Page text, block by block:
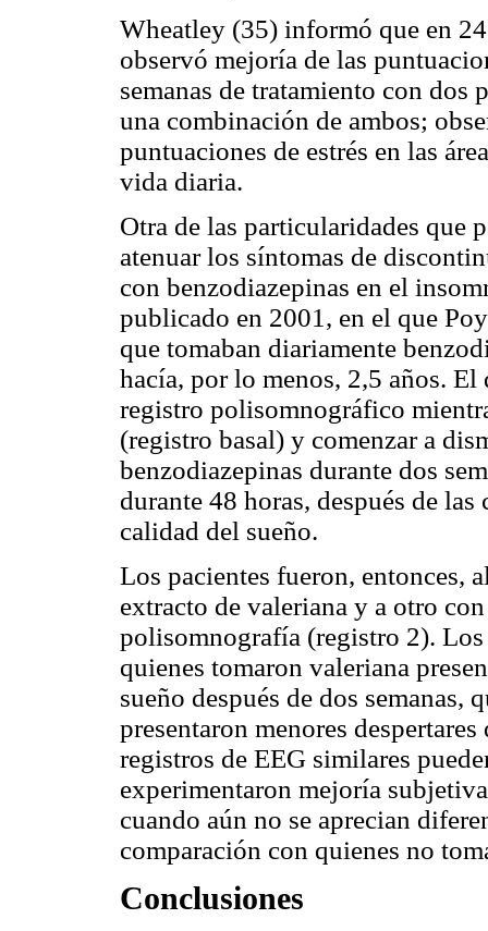
Wheatley (35) informó que en
observó mejoría de las
semanas de tratamiento con
una combinación de ambos;
puntuaciones de estrés en las
vida diaria.
Otra de las particularidades que
atenuar los síntomas de
con benzodiazepinas en el
publicado en 2001, en el que
que tomaban diariamente
hacía, por lo menos, 2,5 años.
registro polisomnográfico
(registro basal) y comenzar a
benzodiazepinas durante dos
durante 48 horas, después de
calidad del sueño.
Los pacientes fueron, entonces,
extracto de valeriana y a otro
polisomnografía (registro 2). Los
quienes tomaron valeriana
sueño después de dos semanas,
presentaron menores
registros de EEG similares
experimentaron mejoría
cuando aún no se aprecian
comparación con quienes no
Conclusiones